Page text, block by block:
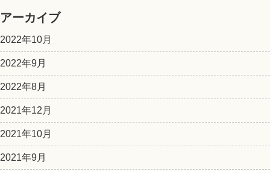
アーカイブ
2022年10月
2022年9月
2022年8月
2021年12月
2021年10月
2021年9月